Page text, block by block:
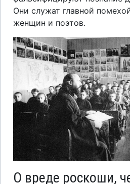
Они служат главной
женщин и поэтов.
О вреде роскоши,